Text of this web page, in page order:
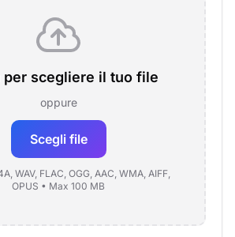
per scegliere il tuo file
oppure
Scegli file
WAV, FLAC, OGG, AAC, WMA, AIFF,
OPUS • Max 100 MB